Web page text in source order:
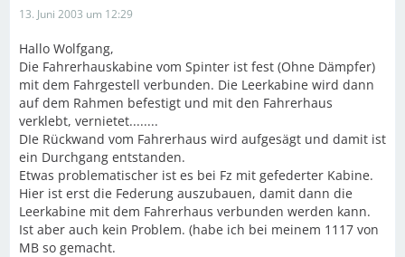
13. Juni 2003 um 12:29
Hallo Wolfgang,
Die Fahrerhauskabine vom Spinter ist fest (Ohne Dämpfer)
mit dem Fahrgestell verbunden. Die Leerkabine wird dann
auf dem Rahmen befestigt und mit den Fahrerhaus
verklebt, vernietet........
DIe Rückwand vom Fahrerhaus wird aufgesägt und damit ist
ein Durchgang entstanden.
Etwas problematischer ist es bei Fz mit gefederter Kabine.
Hier ist erst die Federung auszubauen, damit dann die
Leerkabine mit dem Fahrerhaus verbunden werden kann.
Ist aber auch kein Problem. (habe ich bei meinem 1117 von
MB so gemacht.